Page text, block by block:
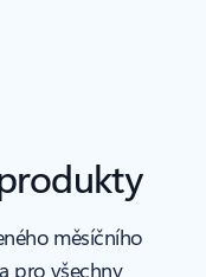
měsíčního
pro všechny